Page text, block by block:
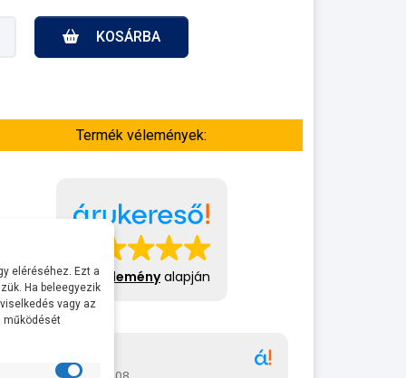
KOSÁRBA
Termék vélemények:
413 véleményalapján
Gábor
eléréséhez. Ezt a
Ha beleegyezik
vagy az
működését